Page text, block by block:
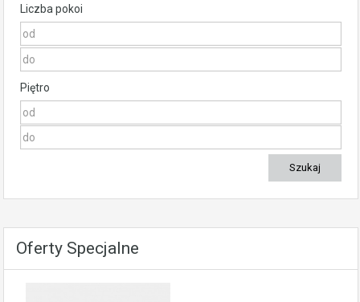
Liczba pokoi
Piętro
Oferty Specjalne